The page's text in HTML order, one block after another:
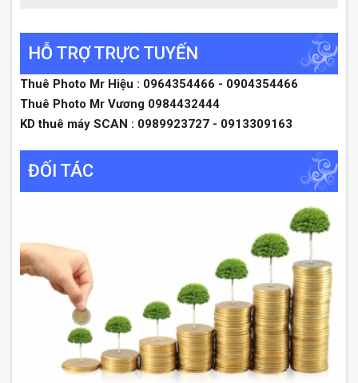
HỖ TRỢ TRỰC TUYẾN
Thuê Photo Mr Hiệu : 0964354466 - 0904354466
Thuê Photo Mr Vương 0984432444
KD thuê máy SCAN : 0989923727 - 0913309163
ĐỐI TÁC